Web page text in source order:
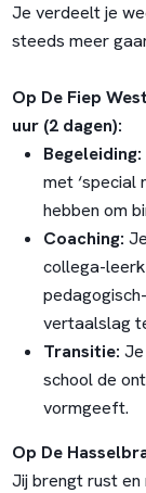
Je verdeelt je
steeds meer
Op De Fiep
uur (2 dagen):
Begeleiding:
met ‘special
hebben om
Coaching:
collega-
vertaalslag
Transitie:
school de
vormgeeft.
Op De
Jij brengt rust en